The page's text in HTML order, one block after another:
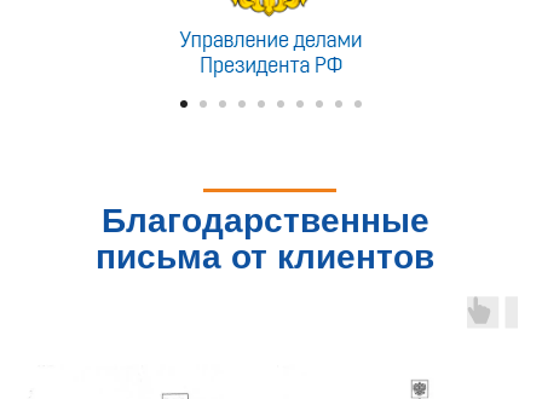
Благодарственные
письма от клиентов